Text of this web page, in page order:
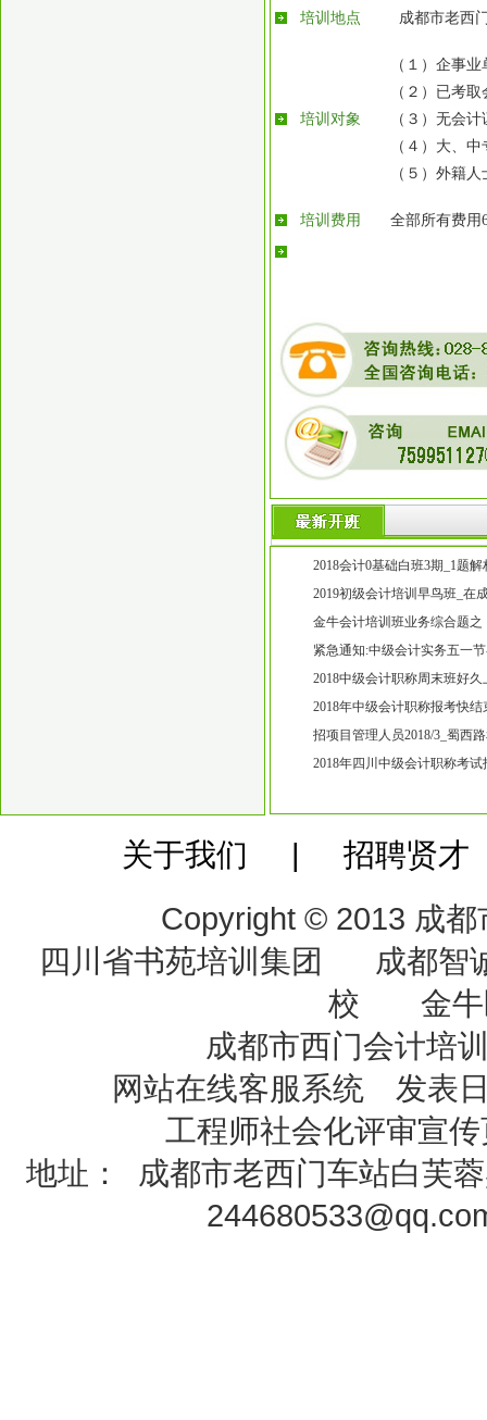
培训地点 成都市老西
培训对象
（１）企事
（２）已考
（３）无会
（４）大、
（５）外籍
培训费用 全部所有费用
2018会计0基础白班3期_1题
考过吗?高笋塘0基础初级会计
2019初级会计培训早鸟班_在
凭怎么办_高笋塘初级会计培
金牛会计培训班业务综合题
五块石万达广场附近近期开
紧急通知:中级会计实务五一
中级会计师培训班2018好久上
2018中级会计职称周末班好
培训的 金牛五块石附近会计
2018年中级会计职称报考快
零基础培训班吗【会计零基础
招项目管理人员2018/3_蜀西
称培训班
2018年四川中级会计职称考
关于我们 | 招聘贤
Copyright © 2013 成
四川省书苑培训集团 成都智
校 金牛
成都市西门会计
网站在线客服系统 发表
工程师社会化评审宣
地址：
成都市老西门车站白芙